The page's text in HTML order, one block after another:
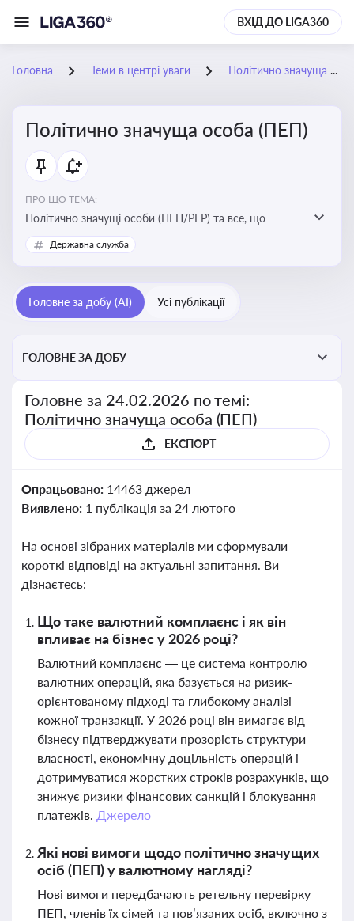
ВХІД ДО LIGA360
Головна Теми в центрі уваги Політично значуща особа (ПЕП)
Політично значуща особа (ПЕП)
ПРО ЩО ТЕМА:
Політично значущі особи (ПЕП/PEP) та все, що
стосується їх статусу
Державна служба
Головне за добу (AI) Усі публікації
ГОЛОВНЕ ЗА ДОБУ
Головне за 24.02.2026 по темі:
Політично значуща особа (ПЕП)
ЕКСПОРТ
Опрацьовано: 14463 джерел
Виявлено: 1 публікація за 24 лютого
На основі зібраних матеріалів ми сформували
короткі відповіді на актуальні запитання. Ви
дізнаєтесь:
Що таке валютний комплаєнс і як він
впливає на бізнес у 2026 році?
Валютний комплаєнс — це система контролю
валютних операцій, яка базується на ризик-
орієнтованому підході та глибокому аналізі
кожної транзакції. У 2026 році він вимагає від
бізнесу підтверджувати прозорість структури
власності, економічну доцільність операцій і
дотримуватися жорстких строків розрахунків, що
знижує ризики фінансових санкцій і блокування
платежів. Джерело
Які нові вимоги щодо політично значущих
осіб (ПЕП) у валютному нагляді?
Нові вимоги передбачають ретельну перевірку
ПЕП, членів їх сімей та пов’язаних осіб, включно з